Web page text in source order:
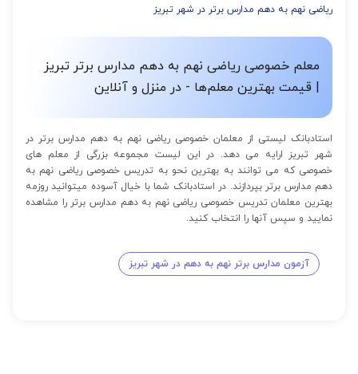
ریاضی نهم به دهم مدارس برتر در شهر تبریز
معلم خصوصی ریاضی نهم به دهم مدارس برتر تبریز
| قیمت بهترین معلم‌ها - در منزل و آنلاین
استادبانک لیستی از معلمان خصوصی ریاضی نهم به دهم مدارس برتر در
شهر تبریز ارایه می دهد. در این لیست مجموعه بزرگی از معلم های
خصوصی که می توانند به بهترین نحو به تدریس خصوصی ریاضی نهم به
دهم مدارس برتر بپردازند. در استادبانک شما با خیال آسوده میتوانید روزمه
بهترین معلمان تدریس خصوصی ریاضی نهم به دهم مدارس برتر را مشاهده
نمایید و سپس آنها را انتخاب کنید.
آزمون مدارس برتر نهم به دهم در شهر تبریز